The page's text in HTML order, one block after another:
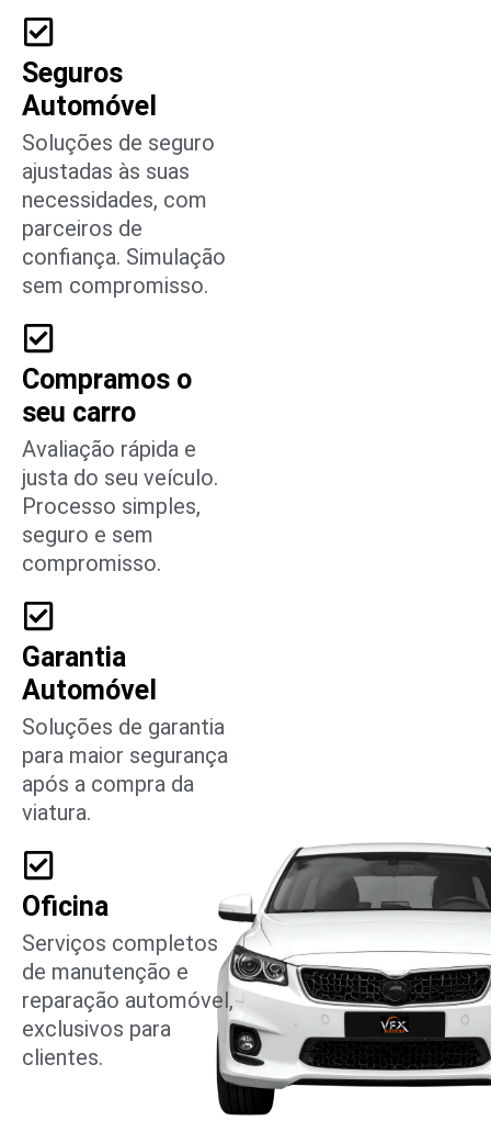
Seguros
Automóvel
Soluções de seguro
ajustadas às suas
necessidades, com
parceiros de
confiança. Simulação
sem compromisso.
Compramos o
seu carro
Avaliação rápida e
justa do seu veículo.
Processo simples,
seguro e sem
compromisso.
Garantia
Automóvel
Soluções de garantia
para maior segurança
após a compra da
viatura.
Oficina
Serviços completos
de manutenção e
reparação automóvel,
exclusivos para
clientes.